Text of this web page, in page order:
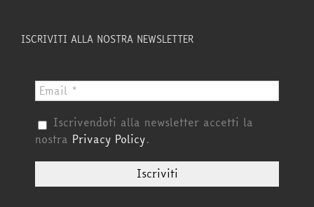
ISCRIVITI ALLA NOSTRA NEWSLETTER
Iscrivendoti alla newsletter accetti la
nostra Privacy Policy.